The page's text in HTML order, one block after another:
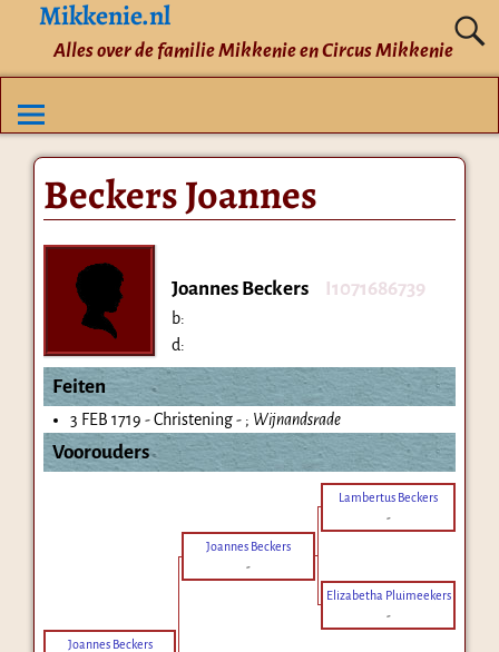
Mikkenie.nl
Alles over de familie Mikkenie en Circus Mikkenie
Beckers Joannes
Joannes Beckers I1071686739
b:
d:
Feiten
3 FEB 1719 - Christening - ; Wijnandsrade
Voorouders
Lambertus Beckers
-
Joannes Beckers
-
Elizabetha Pluimeekers
-
Joannes Beckers